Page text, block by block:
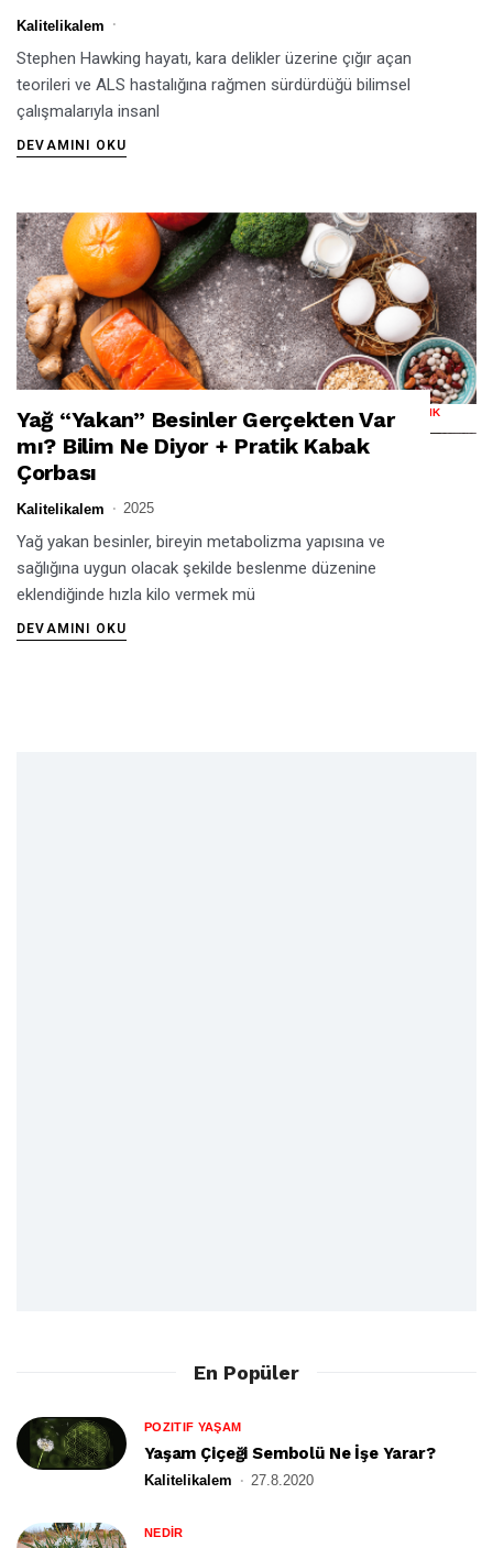
Kalitelikalem
Stephen Hawking hayatı, kara delikler üzerine çığır açan
teorileri ve ALS hastalığına rağmen sürdürdüğü bilimsel
çalışmalarıyla insanl
DEVAMINI OKU
YAĞ “YAKAN” BESINLER GERÇEKTEN VAR MI? BILIM NE DIYOR + PRATIK
KABAK ÇORBASI
Yağ “Yakan” Besinler Gerçekten Var
mı? Bilim Ne Diyor + Pratik Kabak
Çorbası
Kalitelikalem 2025
Yağ yakan besinler, bireyin metabolizma yapısına ve
sağlığına uygun olacak şekilde beslenme düzenine
eklendiğinde hızla kilo vermek mü
DEVAMINI OKU
En Popüler
POZITIF YAŞAM
Yaşam Çiçeği Sembolü Ne İşe Yarar?
Kalitelikalem 27.8.2020
NEDİR